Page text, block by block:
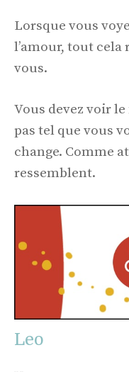
Lorsque vous
l’amour, tout cela
vous.
Vous devez voir
pas tel que vous
change. Comme
ressemblent.
Leo